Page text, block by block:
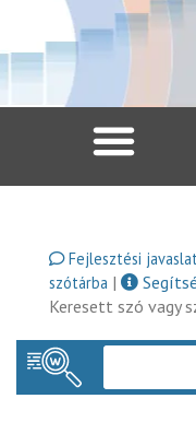
Fejlesztési
szótárba |
Keresett szó vagy